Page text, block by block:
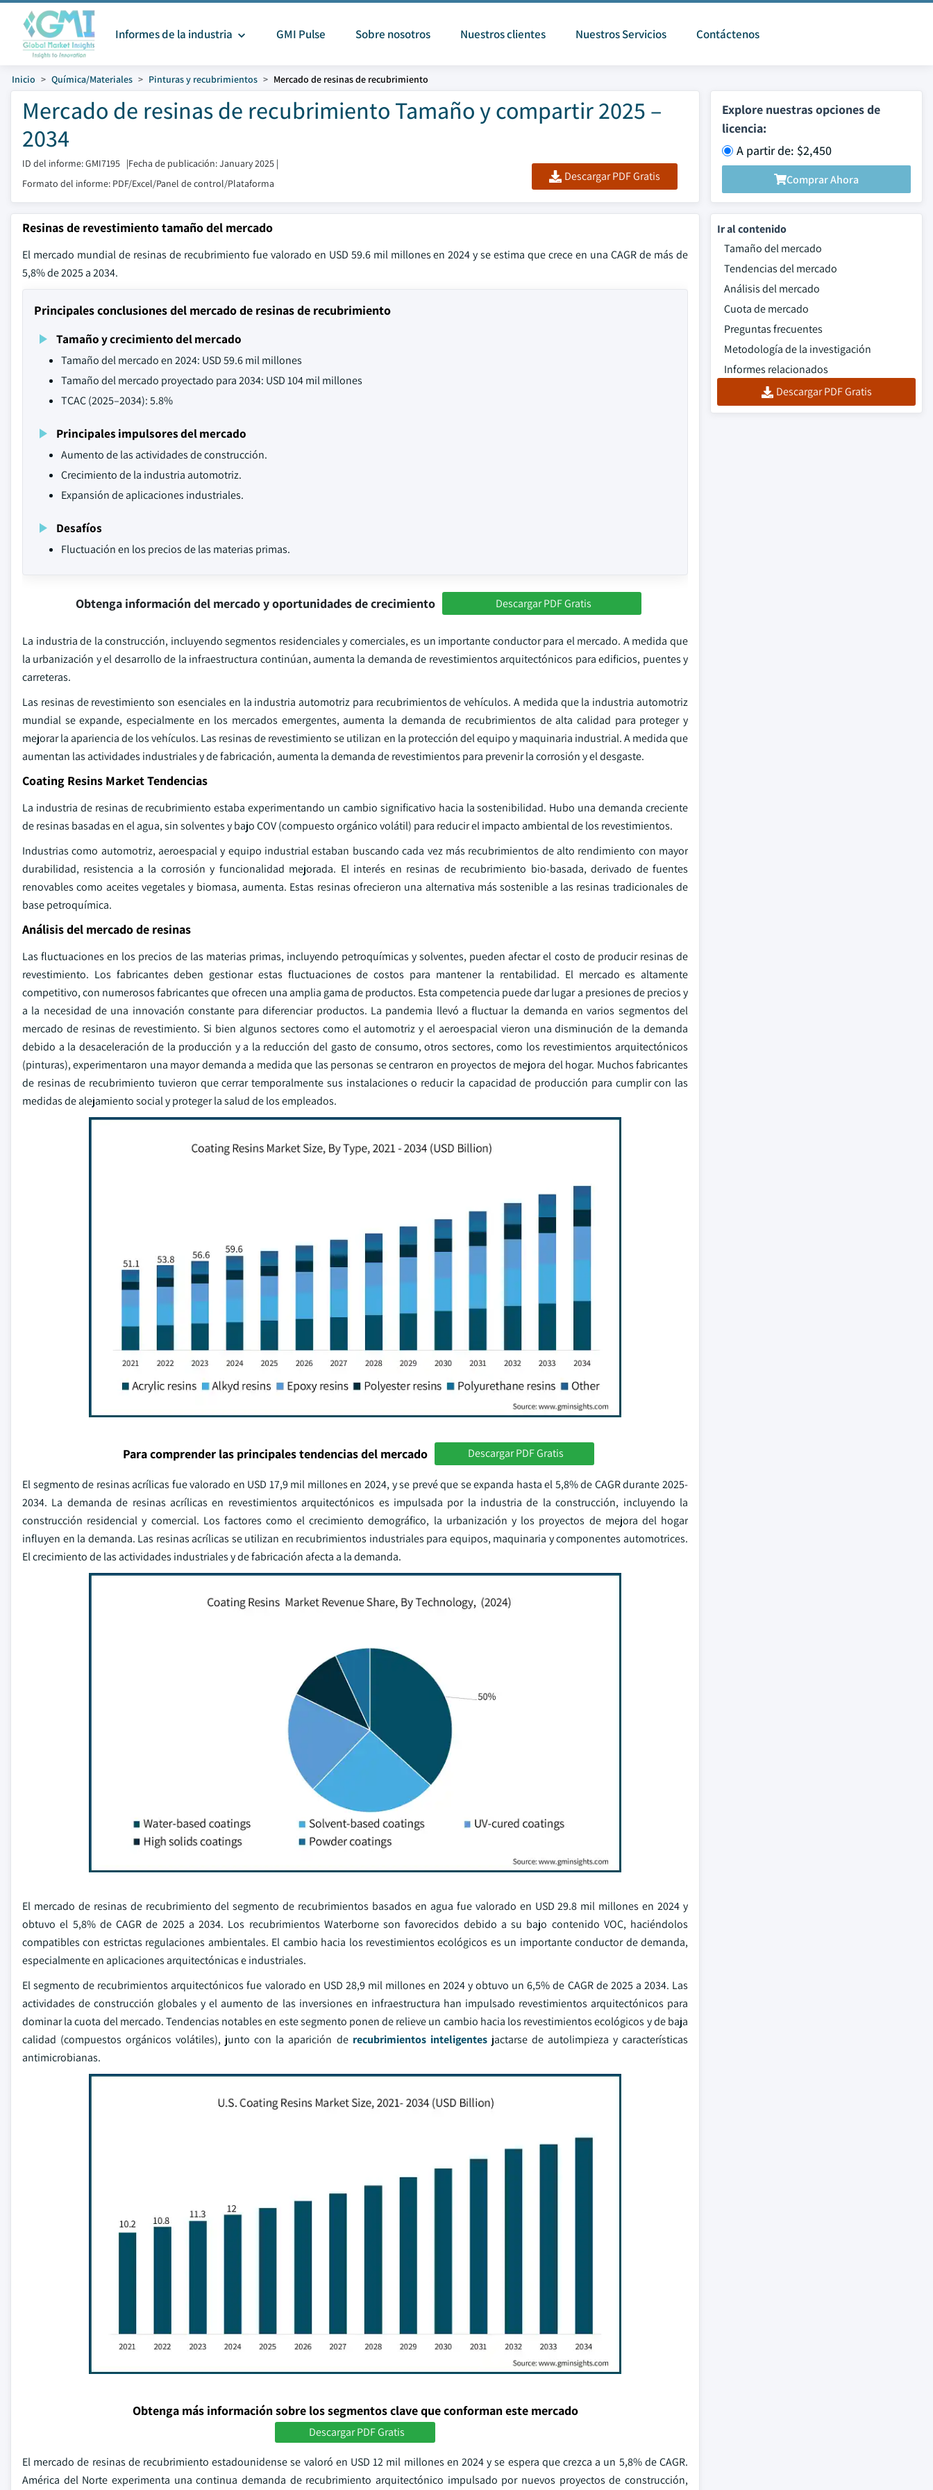
Informes de la industria GMI Pulse Sobre nosotros Nuestros clientes Nuestros Servicios Contáctenos
Inicio Química/Materiales Pinturas y recubrimientos Mercado de resinas de recubrimiento
Mercado de resinas de recubrimiento Tamaño y compartir 2025 –
2034
ID del informe: GMI7195 |Fecha de publicación: January 2025 |
Formato del informe: PDF/Excel/Panel de control/Plataforma
Descargar PDF Gratis
Explore nuestras opciones de
licencia:
A partir de: $2,450
Comprar Ahora
Resinas de revestimiento tamaño del mercado
El mercado mundial de resinas de recubrimiento fue valorado en USD 59.6 mil millones en 2024 y se estima que crece en una CAGR de más de
5,8% de 2025 a 2034.
Principales conclusiones del mercado de resinas de recubrimiento
Tamaño y crecimiento del mercado
Tamaño del mercado en 2024: USD 59.6 mil millones
Tamaño del mercado proyectado para 2034: USD 104 mil millones
TCAC (2025–2034): 5.8%
Principales impulsores del mercado
Aumento de las actividades de construcción.
Crecimiento de la industria automotriz.
Expansión de aplicaciones industriales.
Desafíos
Fluctuación en los precios de las materias primas.
Obtenga información del mercado y oportunidades de crecimiento Descargar PDF Gratis
La industria de la construcción, incluyendo segmentos residenciales y comerciales, es un importante conductor para el mercado. A medida que
la urbanización y el desarrollo de la infraestructura continúan, aumenta la demanda de revestimientos arquitectónicos para edificios, puentes y
carreteras.
Las resinas de revestimiento son esenciales en la industria automotriz para recubrimientos de vehículos. A medida que la industria automotriz
mundial se expande, especialmente en los mercados emergentes, aumenta la demanda de recubrimientos de alta calidad para proteger y
mejorar la apariencia de los vehículos. Las resinas de revestimiento se utilizan en la protección del equipo y maquinaria industrial. A medida que
aumentan las actividades industriales y de fabricación, aumenta la demanda de revestimientos para prevenir la corrosión y el desgaste.
Coating Resins Market Tendencias
La industria de resinas de recubrimiento estaba experimentando un cambio significativo hacia la sostenibilidad. Hubo una demanda creciente
de resinas basadas en el agua, sin solventes y bajo COV (compuesto orgánico volátil) para reducir el impacto ambiental de los revestimientos.
Industrias como automotriz, aeroespacial y equipo industrial estaban buscando cada vez más recubrimientos de alto rendimiento con mayor
durabilidad, resistencia a la corrosión y funcionalidad mejorada. El interés en resinas de recubrimiento bio-basada, derivado de fuentes
renovables como aceites vegetales y biomasa, aumenta. Estas resinas ofrecieron una alternativa más sostenible a las resinas tradicionales de
base petroquímica.
Análisis del mercado de resinas
Las fluctuaciones en los precios de las materias primas, incluyendo petroquímicas y solventes, pueden afectar el costo de producir resinas de
revestimiento. Los fabricantes deben gestionar estas fluctuaciones de costos para mantener la rentabilidad. El mercado es altamente
competitivo, con numerosos fabricantes que ofrecen una amplia gama de productos. Esta competencia puede dar lugar a presiones de precios y
a la necesidad de una innovación constante para diferenciar productos. La pandemia llevó a fluctuar la demanda en varios segmentos del
mercado de resinas de revestimiento. Si bien algunos sectores como el automotriz y el aeroespacial vieron una disminución de la demanda
debido a la desaceleración de la producción y a la reducción del gasto de consumo, otros sectores, como los revestimientos arquitectónicos
(pinturas), experimentaron una mayor demanda a medida que las personas se centraron en proyectos de mejora del hogar. Muchos fabricantes
de resinas de recubrimiento tuvieron que cerrar temporalmente sus instalaciones o reducir la capacidad de producción para cumplir con las
medidas de alejamiento social y proteger la salud de los empleados.
Para comprender las principales tendencias del mercado Descargar PDF Gratis
El segmento de resinas acrílicas fue valorado en USD 17,9 mil millones en 2024, y se prevé que se expanda hasta el 5,8% de CAGR durante 2025-
2034. La demanda de resinas acrílicas en revestimientos arquitectónicos es impulsada por la industria de la construcción, incluyendo la
construcción residencial y comercial. Los factores como el crecimiento demográfico, la urbanización y los proyectos de mejora del hogar
influyen en la demanda. Las resinas acrílicas se utilizan en recubrimientos industriales para equipos, maquinaria y componentes automotrices.
El crecimiento de las actividades industriales y de fabricación afecta a la demanda.
El mercado de resinas de recubrimiento del segmento de recubrimientos basados en agua fue valorado en USD 29.8 mil millones en 2024 y
obtuvo el 5,8% de CAGR de 2025 a 2034. Los recubrimientos Waterborne son favorecidos debido a su bajo contenido VOC, haciéndolos
compatibles con estrictas regulaciones ambientales. El cambio hacia los revestimientos ecológicos es un importante conductor de demanda,
especialmente en aplicaciones arquitectónicas e industriales.
El segmento de recubrimientos arquitectónicos fue valorado en USD 28,9 mil millones en 2024 y obtuvo un 6,5% de CAGR de 2025 a 2034. Las
actividades de construcción globales y el aumento de las inversiones en infraestructura han impulsado revestimientos arquitectónicos para
dominar la cuota del mercado. Tendencias notables en este segmento ponen de relieve un cambio hacia los revestimientos ecológicos y de baja
calidad (compuestos orgánicos volátiles), junto con la aparición derecubrimientos inteligentesjactarse de autolimpieza y características
antimicrobianas.
Obtenga más información sobre los segmentos clave que conforman este mercado
Descargar PDF Gratis
El mercado de resinas de recubrimiento estadounidense se valoró en USD 12 mil millones en 2024 y se espera que crezca a un 5,8% de CAGR.
América del Norte experimenta una continua demanda de recubrimiento arquitectónico impulsado por nuevos proyectos de construcción,
Ir al contenido
Tamaño del mercado
Tendencias del mercado
Análisis del mercado
Cuota de mercado
Preguntas frecuentes
Metodología de la investigación
Informes relacionados
Descargar PDF Gratis